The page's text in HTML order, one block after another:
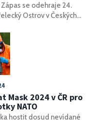
se odehraje 24.
Ostrov v Českých
České Budějovice se
favorizovanému týmu.
nedávné formy obou
kanálech.
Mask 2024 v ČR pro
NATO
hostit dosud nevídané